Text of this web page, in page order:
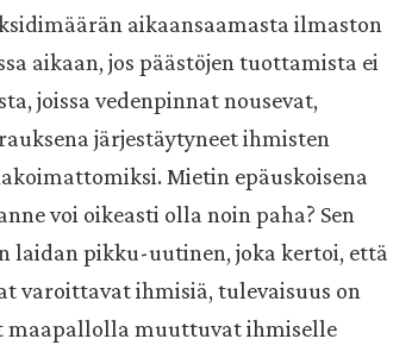
aikaansaamasta ilmaston
aikaan, jos päästöjen tuottamista ei
joissa vedenpinnat nousevat,
järjestäytyneet ihmisten
Mietin epäuskoisena
voi oikeasti olla noin paha? Sen
laidan pikku-uutinen, joka kertoi, että
varoittavat ihmisiä, tulevaisuus on
maapallolla muuttuvat ihmiselle